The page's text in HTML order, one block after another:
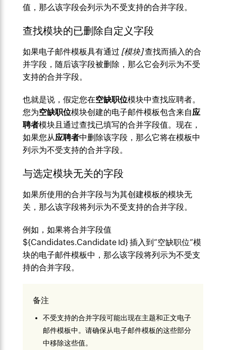
值，那么该字段会列示为不受支持的合并字段。
查找模块的已删除自定义字段
如果电子邮件模板具有通过 [模块]查找而插入的合
并字段，随后该字段被删除，那么它会列示为不受
支持的合并字段。
也就是说，假定您在空缺职位模块中查找应聘者。
您为空缺职位模块创建的电子邮件模板包含来自应
聘者模块且通过查找已填写的合并字段值。现在，
如果您从应聘者中删除该字段，那么它将在模板中
列示为不受支持的合并字段。
与选定模块无关的字段
如果所使用的合并字段与为其创建模板的模块无
关，那么该字段将列示为不受支持的合并字段。
例如，如果将合并字段值
${Candidates.Candidate Id} 插入到“空缺职位”模
块的电子邮件模板中，那么该字段将列示为不受支
持的合并字段。
备注
不受支持的合并字段可能出现在主题和正文电子
邮件模板中。请确保从电子邮件模板的这些部分
中移除这些值。